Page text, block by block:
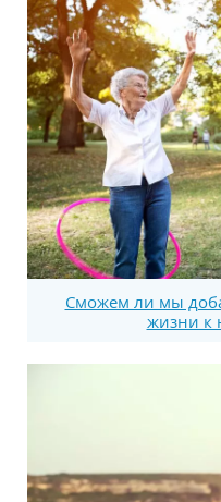
Сможем ли мы
жизни к